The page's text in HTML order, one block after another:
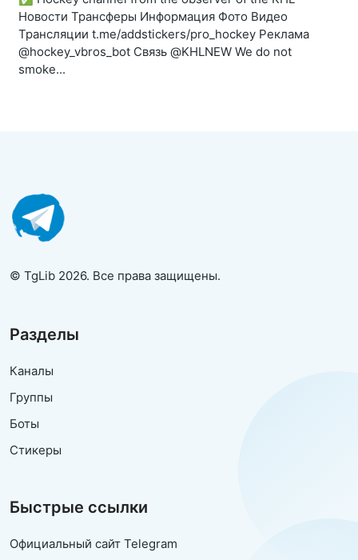
Новости Трансферы Информация Фото Видео
Трансляции t.me/addstickers/pro_hockey Реклама
@hockey_vbros_bot Связь @KHLNEW We do not
smoke...
© TgLib 2026. Все права защищены.
Разделы
Каналы
Группы
Боты
Стикеры
Быстрые ссылки
Официальный сайт Telegram